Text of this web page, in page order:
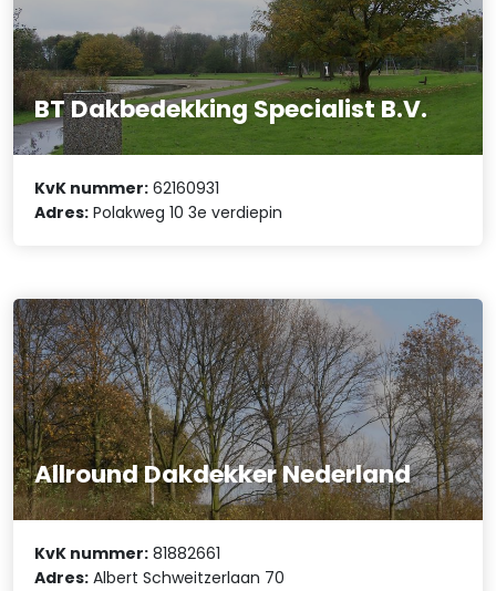
BT Dakbedekking Specialist B.V.
KvK nummer: 62160931
Adres: Polakweg 10 3e verdiepin
Allround Dakdekker Nederland
KvK nummer: 81882661
Adres: Albert Schweitzerlaan 70